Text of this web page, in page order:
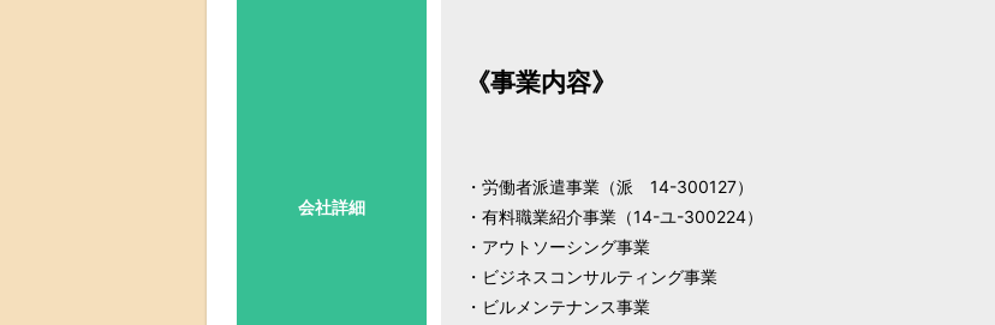
会社詳細
《事業内容》
・労働者派遣事業（派 14-300127）
・有料職業紹介事業（14-ユ-300224）
・アウトソーシング事業
・ビジネスコンサルティング事業
・ビルメンテナンス事業